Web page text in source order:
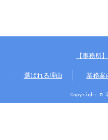
【事務所
選ばれる理由 業務案
Copyright ©